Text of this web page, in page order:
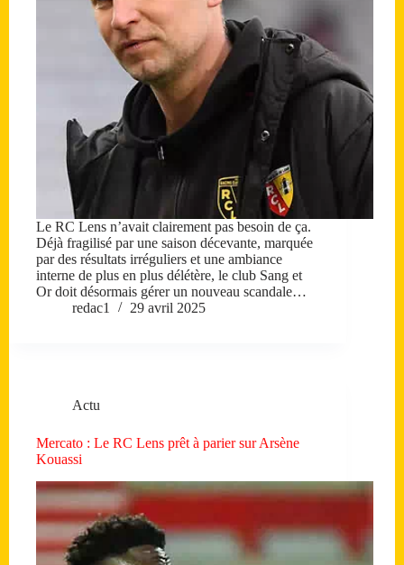
Le RC Lens n’avait clairement pas besoin de ça.
Déjà fragilisé par une saison décevante, marquée
par des résultats irréguliers et une ambiance
interne de plus en plus délétère, le club Sang et
Or doit désormais gérer un nouveau scandale…
redac1
29 avril 2025
Actu
Mercato : Le RC Lens prêt à parier sur Arsène
Kouassi